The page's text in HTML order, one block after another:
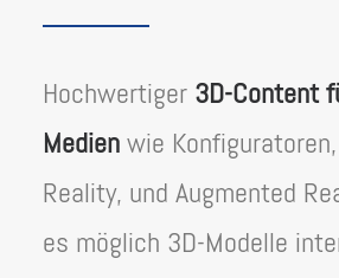
Hochwertiger 3D-Content
Medien wie Konfiguratoren,
Reality, und Augmented
es möglich 3D-Modelle